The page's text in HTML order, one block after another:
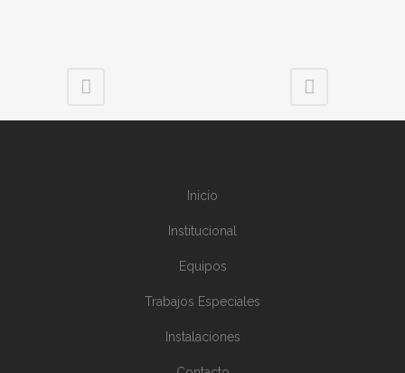
Inicio
Institucional
Equipos
Trabajos Especiales
Instalaciones